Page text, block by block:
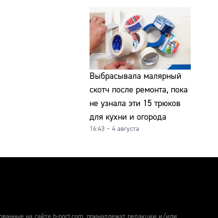
Выбрасывала малярный
скотч после ремонта, пока
не узнала эти 15 трюков
для кухни и огорода
16:43 – 4 августа